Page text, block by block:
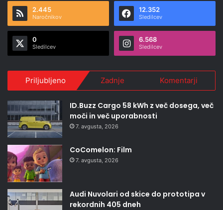
2.445
Naročnikov
12.352
Sledilcev
0
Sledilcev
6.568
Sledilcev
Priljubljeno Zadnje Komentarji
ID.Buzz Cargo 58 kWh z več dosega, več
moči in več uporabnosti
7. avgusta, 2026
CoComelon: Film
7. avgusta, 2026
Audi Nuvolari od skice do prototipa v
rekordnih 405 dneh